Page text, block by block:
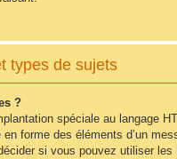
types de sujets
?
spéciale au langage
forme des éléments d’un
si vous pouvez utiliser